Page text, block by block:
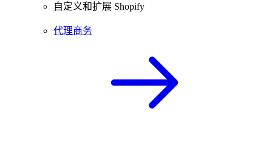
自定义和扩展 Shopify
代理商务